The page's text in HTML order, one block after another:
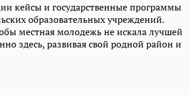
кейсы и государственные программы
образовательных учреждений.
местная молодежь не искала лучшей
здесь, развивая свой родной район и